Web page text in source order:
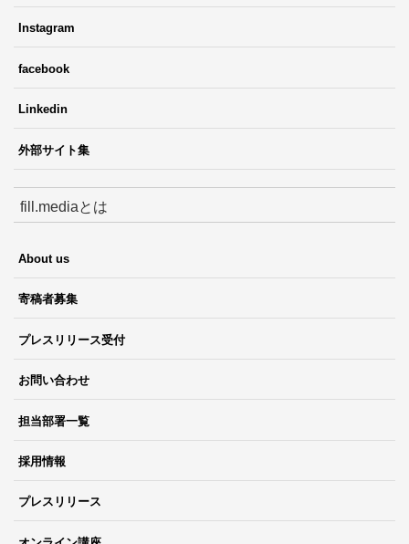
Instagram
facebook
Linkedin
外部サイト集
fill.mediaとは
About us
寄稿者募集
プレスリリース受付
お問い合わせ
担当部署一覧
採用情報
プレスリリース